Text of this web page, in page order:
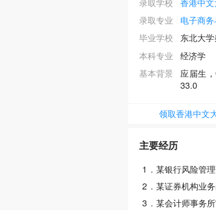
录取专业
电子商
毕业学校
东北大
本科专业
经济学
基本背景
应届生
33.0
领取香港中文
主要经历
1 . 某银行风险管
2 . 某证券机构业
3 . 某会计师事务